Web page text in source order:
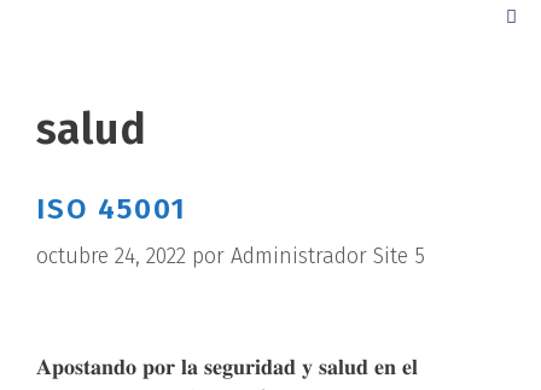
salud
ISO 45001
octubre 24, 2022 por Administrador Site 5
𝐀𝐩𝐨𝐬𝐭𝐚𝐧𝐝𝐨 𝐩𝐨𝐫 𝐥𝐚 𝐬𝐞𝐠𝐮𝐫𝐢𝐝𝐚𝐝 𝐲 𝐬𝐚𝐥𝐮𝐝 𝐞𝐧 𝐞𝐥